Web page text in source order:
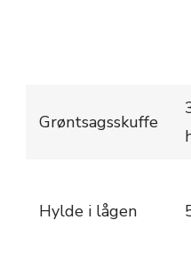
Grøntsagsskuffe
Hylde i lågen